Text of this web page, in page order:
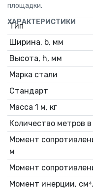
площадки.
ХАРАКТЕРИСТИКИ
Тип
Ширина, b, мм
Высота, h, мм
Марка стали
Стандарт
Масса 1 м, кг
Количество метров
Момент
м
Момент
Момент инерции,